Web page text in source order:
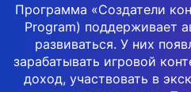
Программа «Создатели
Program) поддерживает
развиваться. У них
зарабатывать игровой
доход, участвовать в